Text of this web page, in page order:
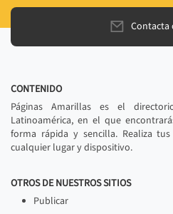
Contacta
CONTENIDO
Páginas Amarillas es el
Latinoamérica, en el que
forma rápida y sencilla. Realiza
cualquier lugar y dispositivo.
OTROS DE NUESTROS SITIOS
Publicar